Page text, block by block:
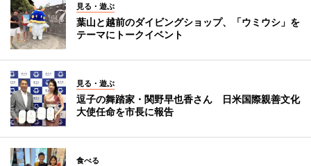
見る・遊ぶ
葉山と越前のダイビングショップ、「ウミウシ」を
テーマにトークイベント
見る・遊ぶ
逗子の舞踏家・関野早也香さん 日米国際親善文化
大使任命を市長に報告
食べる